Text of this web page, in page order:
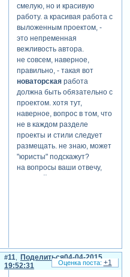
смелую, но и красивую
работу. а красивая работа с
выложенным проектом, -
это непременная
вежливость автора.
не совсем, наверное,
правильно, - такая вот
новаторскаяработа
должна быть обязательно с
проектом. хотя тут,
наверное, вопрос в том, что
не в каждом разделе
проекты и стили следует
размещать. не знаю, может
"юристы" подскажут?
на вопросы ваши отвечу,
#1- это ссылка на пост
(#16) в теме
Поделиться
11
04-04-2015
19:52:31
+1